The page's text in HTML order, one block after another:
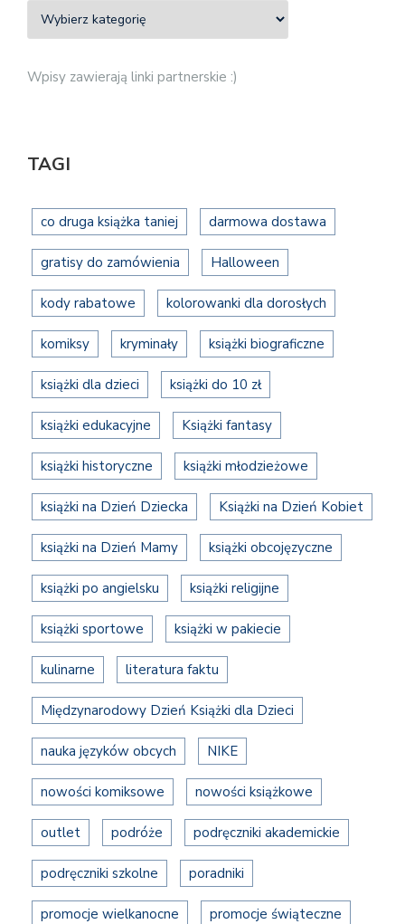
Wpisy zawierają linki partnerskie :)
TAGI
co druga książka taniej darmowa dostawa
gratisy do zamówienia Halloween
kody rabatowe kolorowanki dla dorosłych
komiksy kryminały książki biograficzne
książki dla dzieci książki do 10 zł
książki edukacyjne Książki fantasy
książki historyczne książki młodzieżowe
książki na Dzień Dziecka Książki na Dzień Kobiet
książki na Dzień Mamy książki obcojęzyczne
książki po angielsku książki religijne
książki sportowe książki w pakiecie
kulinarne literatura faktu
Międzynarodowy Dzień Książki dla Dzieci
nauka języków obcych NIKE
nowości komiksowe nowości książkowe
outlet podróże podręczniki akademickie
podręczniki szkolne poradniki
promocje wielkanocne promocje świąteczne